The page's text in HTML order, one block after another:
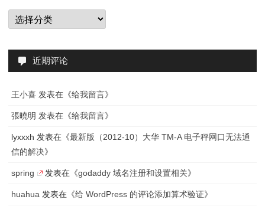
分
类
近期评论
王小喜 发表在《给我留言》
張曉明 发表在《给我留言》
lyxxxh 发表在《最新版（2012-10）大华 TM-A 电子秤网口无法通
信的解决》
spring 发表在《godaddy 域名注册和设置相关》
huahua 发表在《给 WordPress 的评论添加算术验证》